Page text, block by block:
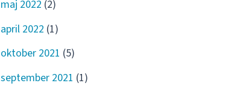
maj 2022 (2)
april 2022 (1)
oktober 2021 (5)
september 2021 (1)